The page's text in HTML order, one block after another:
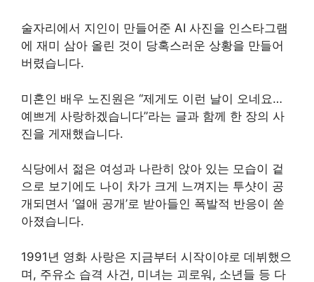
술자리에서 지인이 만들어준 AI 사진을 인스타그램
에 재미 삼아 올린 것이 당혹스러운 상황을 만들어
버렸습니다.
미혼인 배우 노진원은 “제게도 이런 날이 오네요…
예쁘게 사랑하겠습니다”라는 글과 함께 한 장의 사
진을 게재했습니다.
식당에서 젊은 여성과 나란히 앉아 있는 모습이 겉
으로 보기에도 나이 차가 크게 느껴지는 투샷이 공
개되면서 ‘열애 공개’로 받아들인 폭발적 반응이 쏟
아졌습니다.
1991년 영화 사랑은 지금부터 시작이야로 데뷔했으
며, 주유소 습격 사건, 미녀는 괴로워, 소년들 등 다